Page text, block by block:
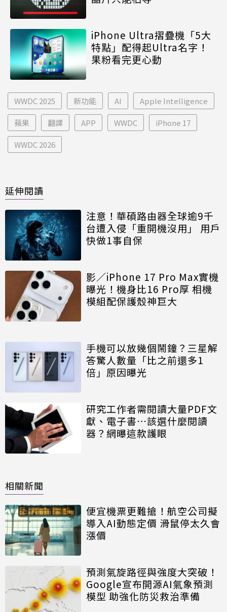
iPhone Ultra摺疊機「5大
特點」配得起Ultra名字！
果粉看完更心動
WWDC 2025 新功能 AI Apple Intelligence
蘋果 翻譯 APP WWDC iPhone 17
WWDC 2026
延伸閱讀
注意！華碩路由器全球逾9千
台遭入侵「重開機沒用」 用戶
快做1事自保
影／iPhone 17 Pro Max實機
曝光！機身比16 Pro厚 相機
模組配保護殼神巨大
手機可以放幾個鬧鐘？三星解
答驚人數量「比之前還多1
倍」原因曝光
研究工作者需閱讀大量PDF文
獻、電子書⋯該選什麼閱讀
器？網曝這款護眼
相關新聞
便宜機票更難搶！航空公司擬
導入AI動態定價 滑鼠停太久會
漲價
預測氣旋路徑與強度大突破！
Google宣布開源AI氣象預測
模型 助強化防災救治準備